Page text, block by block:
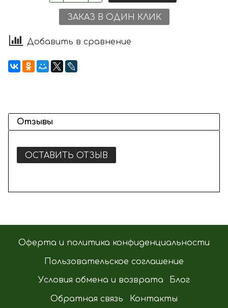
ЗАКАЗ В ОДИН КЛИК
Добавить в сравнение
Отзывы
ОСТАВИТЬ ОТЗЫВ
Оферта и политика конфиденциальности
Пользовательское соглашение
Условия обмена и возврата Блог
Обратная связь Контакты